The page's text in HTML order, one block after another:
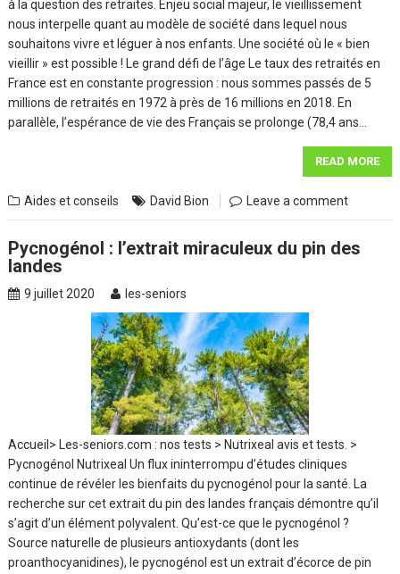
à la question des retraites. Enjeu social majeur, le vieillissement
nous interpelle quant au modèle de société dans lequel nous
souhaitons vivre et léguer à nos enfants. Une société où le « bien
vieillir » est possible ! Le grand défi de l’âge Le taux des retraités en
France est en constante progression : nous sommes passés de 5
millions de retraités en 1972 à près de 16 millions en 2018. En
parallèle, l’espérance de vie des Français se prolonge (78,4 ans…
READ MORE
Aides et conseils David Bion Leave a comment
Pycnogénol : l’extrait miraculeux du pin des
landes
9 juillet 2020 les-seniors
Accueil> Les-seniors.com : nos tests > Nutrixeal avis et tests. >
Pycnogénol Nutrixeal Un flux ininterrompu d’études cliniques
continue de révéler les bienfaits du pycnogénol pour la santé. La
recherche sur cet extrait du pin des landes français démontre qu’il
s’agit d’un élément polyvalent. Qu’est-ce que le pycnogénol ?
Source naturelle de plusieurs antioxydants (dont les
proanthocyanidines), le pycnogénol est un extrait d’écorce de pin